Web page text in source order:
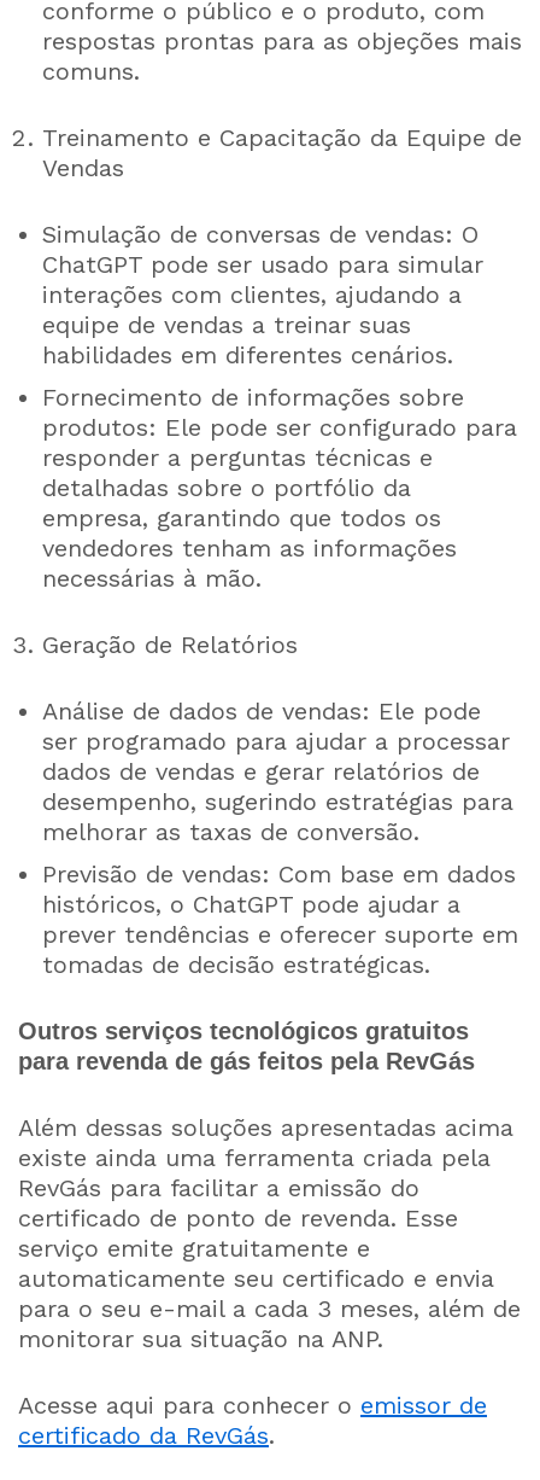
conforme o público e o produto, com
respostas prontas para as objeções mais
comuns.
Treinamento e Capacitação da Equipe de
Vendas
Simulação de conversas de vendas: O
ChatGPT pode ser usado para simular
interações com clientes, ajudando a
equipe de vendas a treinar suas
habilidades em diferentes cenários.
Fornecimento de informações sobre
produtos: Ele pode ser configurado para
responder a perguntas técnicas e
detalhadas sobre o portfólio da
empresa, garantindo que todos os
vendedores tenham as informações
necessárias à mão.
Geração de Relatórios
Análise de dados de vendas: Ele pode
ser programado para ajudar a processar
dados de vendas e gerar relatórios de
desempenho, sugerindo estratégias para
melhorar as taxas de conversão.
Previsão de vendas: Com base em dados
históricos, o ChatGPT pode ajudar a
prever tendências e oferecer suporte em
tomadas de decisão estratégicas.
Outros serviços tecnológicos gratuitos
para revenda de gás feitos pela RevGás
Além dessas soluções apresentadas acima
existe ainda uma ferramenta criada pela
RevGás para facilitar a emissão do
certificado de ponto de revenda. Esse
serviço emite gratuitamente e
automaticamente seu certificado e envia
para o seu e-mail a cada 3 meses, além de
monitorar sua situação na ANP.
Acesse aqui para conhecer o emissor de
certificado da RevGás.